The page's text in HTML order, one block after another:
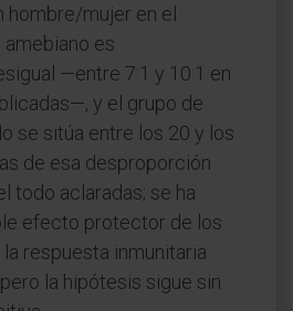
hombre/mujer en el
es
—entre 7:1 y 10:1 en
y el grupo de
se sitúa entre los 20 y los
de esa desproporción
todo aclaradas; se ha
efecto protector de los
respuesta inmunitaria
la hipótesis sigue sin